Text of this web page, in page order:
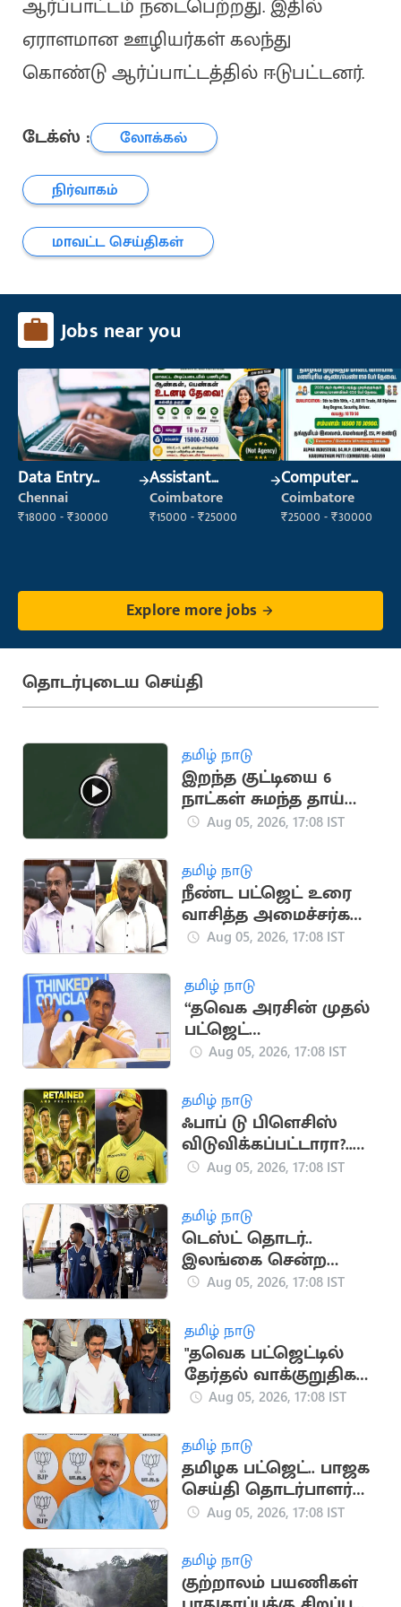
ஆர்ப்பாட்டம் நடைபெற்றது. இதில்
ஏராளமான ஊழியர்கள் கலந்து
கொண்டு ஆர்ப்பாட்டத்தில் ஈடுபட்டனர்.
டேக்ஸ் :
லோக்கல்
நிர்வாகம்
மாவட்ட செய்திகள்
Jobs near you
Data Entry
Operator
Chennai
₹18000 - ₹30000
Assistant
Manager
Coimbatore
₹15000 - ₹25000
Computer
Operator
Coimbatore
₹25000 - ₹30000
Explore more jobs
தொடர்புடைய செய்தி
தமிழ் நாடு
இறந்த குட்டியை 6
நாட்கள் சுமந்த தாய்
டால்பின் (வைரல்
Aug 05, 2026, 17:08 IST
தமிழ் நாடு
நீண்ட பட்ஜெட் உரை
வாசித்த அமைச்சர்கள்
பட்டியலில் மரிய
Aug 05, 2026, 17:08 IST
தமிழ் நாடு
“தவெக அரசின் முதல்
பட்ஜெட்
யதார்த்தமானது”..
கருத்து
Aug 05, 2026, 17:08 IST
தமிழ் நாடு
ஃபாப் டு பிளெசிஸ்
விடுவிக்கப்பட்டாரா?..
ஜோபர்க் சூப்பர் கிங்ஸ்
Aug 05, 2026, 17:08 IST
தமிழ் நாடு
டெஸ்ட் தொடர்..
இலங்கை சென்ற
இந்திய கிரிக்கெட்
Aug 05, 2026, 17:08 IST
தமிழ் நாடு
"தவெக பட்ஜெட்டில்
தேர்தல் வாக்குறுதிகள்
இடம்பெறவில்லை"..
Aug 05, 2026, 17:08 IST
தமிழ் நாடு
தமிழக பட்ஜெட்.. பாஜக
செய்தி தொடர்பாளர்
விமர்சனம்
Aug 05, 2026, 17:08 IST
தமிழ் நாடு
குற்றாலம் பயணிகள்